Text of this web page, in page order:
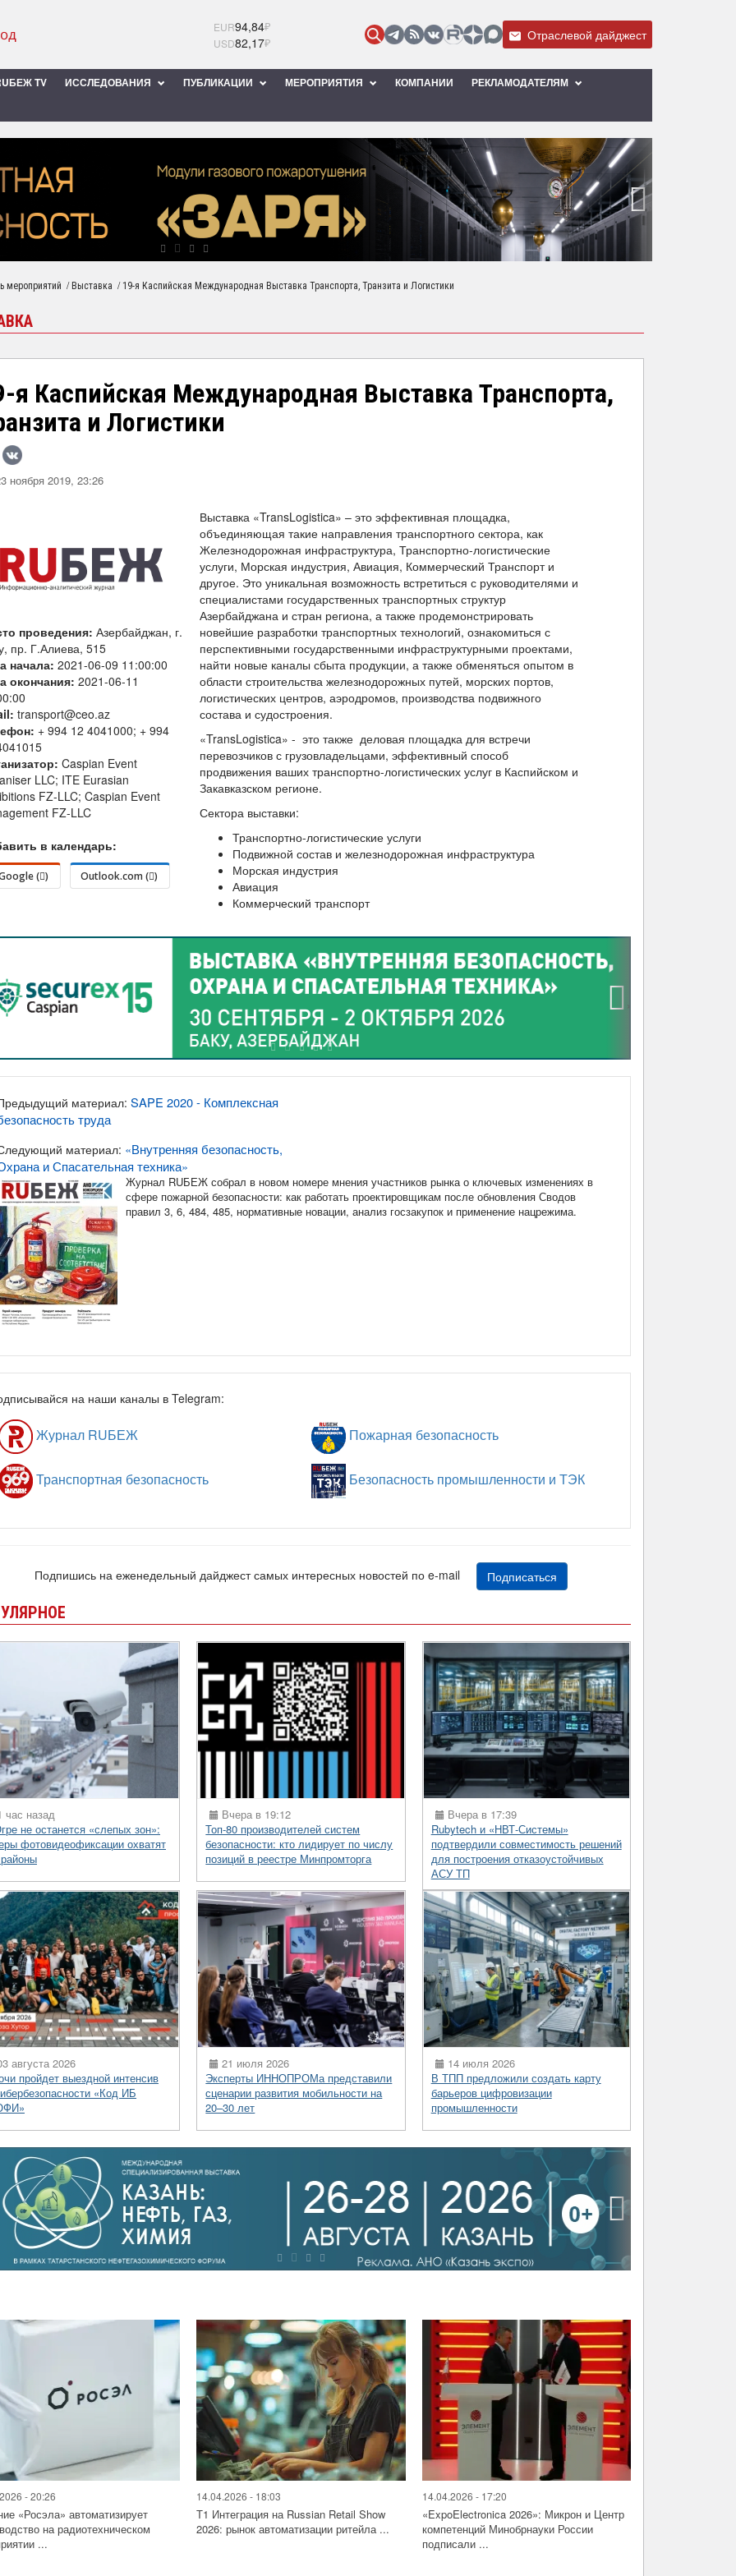
EUR94,84₽
USD82,17₽ Отраслевой дайджест
TV ИССЛЕДОВАНИЯ ПУБЛИКАЦИИ МЕРОПРИЯТИЯ КОМПАНИИ РЕКЛАМОДАТЕЛЯМ
мероприятий / Выставка / 19-я Каспийская Международная Выставка Транспорта, Транзита и Логистики
я Каспийская Международная Выставка Транспорта,
и Логистики
ноября 2019, 23:26
проведения: Азербайджан, г.
пр. Г.Алиева, 515
начала: 2021-06-09 11:00:00
окончания: 2021-06-11
transport@ceo.az
+ 994 12 4041000; + 994
Caspian Event
LLC; ITE Eurasian
FZ-LLC; Caspian Event
FZ-LLC
в календарь:
( ) Outlook.com ( )
Выставка «TransLogistica» – это эффективная площадка,
объединяющая такие направления транспортного сектора, как
Железнодорожная инфраструктура, Транспортно-логистические
услуги, Морская индустрия, Авиация, Коммерческий Транспорт и
другое. Это уникальная возможность встретиться с руководителями и
специалистами государственных транспортных структур
Азербайджана и стран региона, а также продемонстрировать
новейшие разработки транспортных технологий, ознакомиться с
перспективными государственными инфраструктурными проектами,
найти новые каналы сбыта продукции, а также обменяться опытом в
области строительства железнодорожных путей, морских портов,
логистических центров, аэродромов, производства подвижного
состава и судостроения.
«TransLogistica» - это также деловая площадка для встречи
перевозчиков с грузовладельцами, эффективный способ
продвижения ваших транспортно-логистических услуг в Каспийском и
Закавказском регионе.
Сектора выставки:
Транспортно-логистические услуги
Подвижной состав и железнодорожная инфраструктура
Морская индустрия
Авиация
Коммерческий транспорт
›
материал: SAPE 2020 - Комплексная
труда
материал: «Внутренняя безопасность,
и Спасательная техника»
Журнал RUБЕЖ собрал в новом номере мнения участников рынка о ключевых изменениях в
сфере пожарной безопасности: как работать проектировщикам после обновления Сводов
правил 3, 6, 484, 485, нормативные новации, анализ госзакупок и применение нацрежима.
на наши каналы в Telegram:
Журнал RUБЕЖ Пожарная безопасность
Транспортная безопасность Безопасность промышленности и ТЭК
Подпишись на еженедельный дайджест самых интересных новостей по e-mail Подписаться
час назад
не останется «слепых зон»:
фотовидеофиксации охватят
Вчера в 19:12
Топ-80 производителей систем
безопасности: кто лидирует по числу
позиций в реестре Минпромторга
Вчера в 17:39
Rubytech и «НВТ-Системы»
подтвердили совместимость решений
для построения отказоустойчивых
АСУ ТП
августа 2026
пройдет выездной интенсив
«Код ИБ
21 июля 2026
Эксперты ИННОПРОМа представили
сценарии развития мобильности на
20–30 лет
14 июля 2026
В ТПП предложили создать карту
барьеров цифровизации
промышленности
›
- 20:26
«Росэла» автоматизирует
на радиотехническом
...
14.04.2026 - 18:03
Т1 Интеграция на Russian Retail Show
2026: рынок автоматизации ритейла ...
14.04.2026 - 17:20
«ExpoElectronica 2026»: Микрон и Центр
компетенций Минобрнауки России
подписали ...